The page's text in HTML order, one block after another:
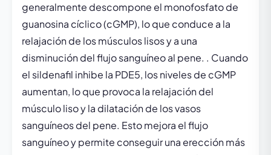
generalmente descompone el monofosfato de
guanosina cíclico (cGMP), lo que conduce a la
relajación de los músculos lisos y a una
disminución del flujo sanguíneo al pene. . Cuando
el sildenafil inhibe la PDE5, los niveles de cGMP
aumentan, lo que provoca la relajación del
músculo liso y la dilatación de los vasos
sanguíneos del pene. Esto mejora el flujo
sanguíneo y permite conseguir una erección más